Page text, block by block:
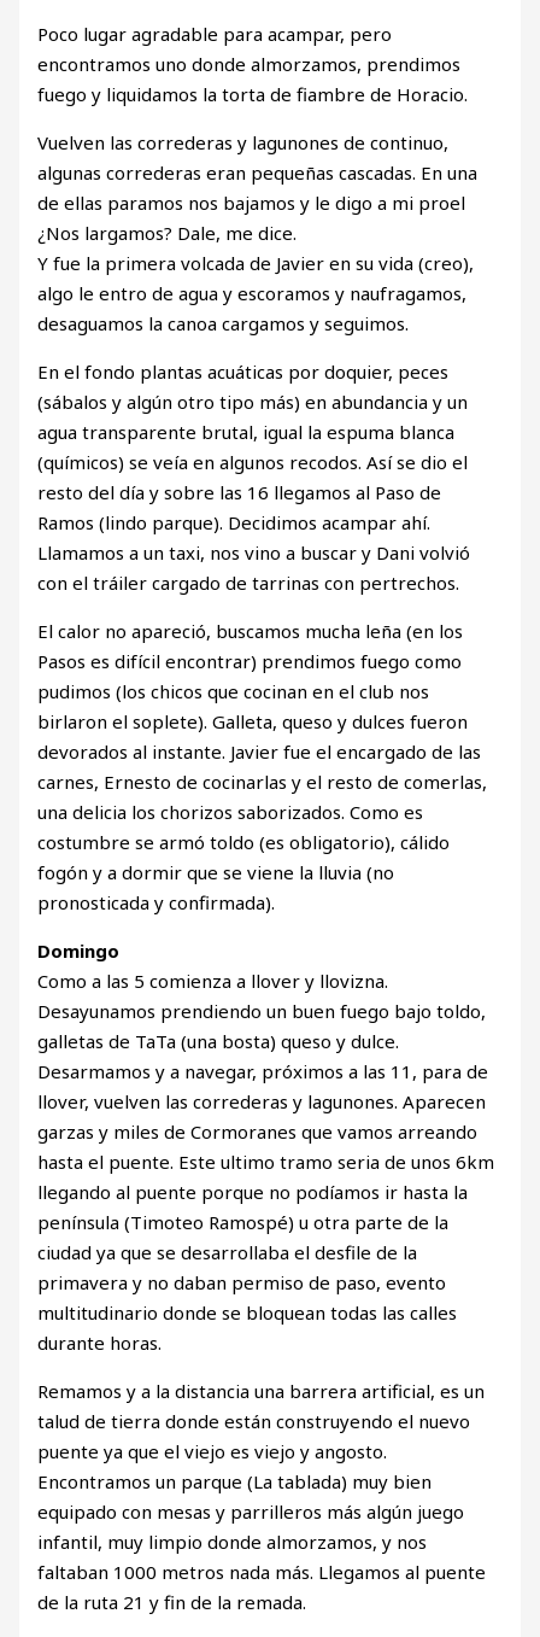
Poco lugar agradable para acampar, pero
encontramos uno donde almorzamos, prendimos
fuego y liquidamos la torta de fiambre de Horacio.
Vuelven las correderas y lagunones de continuo,
algunas correderas eran pequeñas cascadas. En una
de ellas paramos nos bajamos y le digo a mi proel
¿Nos largamos? Dale, me dice.
Y fue la primera volcada de Javier en su vida (creo),
algo le entro de agua y escoramos y naufragamos,
desaguamos la canoa cargamos y seguimos.
En el fondo plantas acuáticas por doquier, peces
(sábalos y algún otro tipo más) en abundancia y un
agua transparente brutal, igual la espuma blanca
(químicos) se veía en algunos recodos. Así se dio el
resto del día y sobre las 16 llegamos al Paso de
Ramos (lindo parque). Decidimos acampar ahí.
Llamamos a un taxi, nos vino a buscar y Dani volvió
con el tráiler cargado de tarrinas con pertrechos.
El calor no apareció, buscamos mucha leña (en los
Pasos es difícil encontrar) prendimos fuego como
pudimos (los chicos que cocinan en el club nos
birlaron el soplete). Galleta, queso y dulces fueron
devorados al instante. Javier fue el encargado de las
carnes, Ernesto de cocinarlas y el resto de comerlas,
una delicia los chorizos saborizados. Como es
costumbre se armó toldo (es obligatorio), cálido
fogón y a dormir que se viene la lluvia (no
pronosticada y confirmada).
Domingo
Como a las 5 comienza a llover y llovizna.
Desayunamos prendiendo un buen fuego bajo toldo,
galletas de TaTa (una bosta) queso y dulce.
Desarmamos y a navegar, próximos a las 11, para de
llover, vuelven las correderas y lagunones. Aparecen
garzas y miles de Cormoranes que vamos arreando
hasta el puente. Este ultimo tramo seria de unos 6km
llegando al puente porque no podíamos ir hasta la
península (Timoteo Ramospé) u otra parte de la
ciudad ya que se desarrollaba el desfile de la
primavera y no daban permiso de paso, evento
multitudinario donde se bloquean todas las calles
durante horas.
Remamos y a la distancia una barrera artificial, es un
talud de tierra donde están construyendo el nuevo
puente ya que el viejo es viejo y angosto.
Encontramos un parque (La tablada) muy bien
equipado con mesas y parrilleros más algún juego
infantil, muy limpio donde almorzamos, y nos
faltaban 1000 metros nada más. Llegamos al puente
de la ruta 21 y fin de la remada.